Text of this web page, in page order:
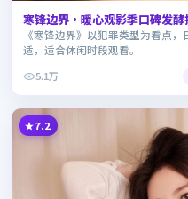
寒锋边界·暖心观影季口碑发酵
《寒锋边界》以犯罪类型为看点
适，适合休闲时段观看。
5.1万
7.2